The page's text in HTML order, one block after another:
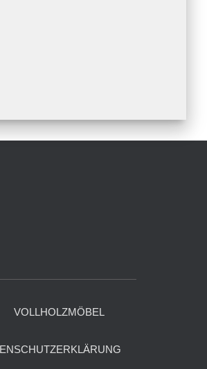
VOLLHOLZMÖBEL